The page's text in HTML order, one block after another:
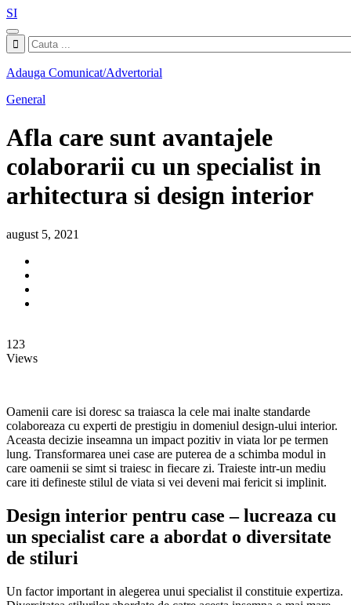
SI
Adauga Comunicat/Advertorial
General
Afla care sunt avantajele
colaborarii cu un specialist in
arhitectura si design interior
august 5, 2021
123
Views
Oamenii care isi doresc sa traiasca la cele mai inalte standarde
colaboreaza cu experti de prestigiu in domeniul design-ului interior.
Aceasta decizie inseamna un impact pozitiv in viata lor pe termen
lung. Transformarea unei case are puterea de a schimba modul in
care oamenii se simt si traiesc in fiecare zi. Traieste intr-un mediu
care iti defineste stilul de viata si vei deveni mai fericit si implinit.
Design interior pentru case – lucreaza cu
un specialist care a abordat o diversitate
de stiluri
Un factor important in alegerea unui specialist il constituie expertiza.